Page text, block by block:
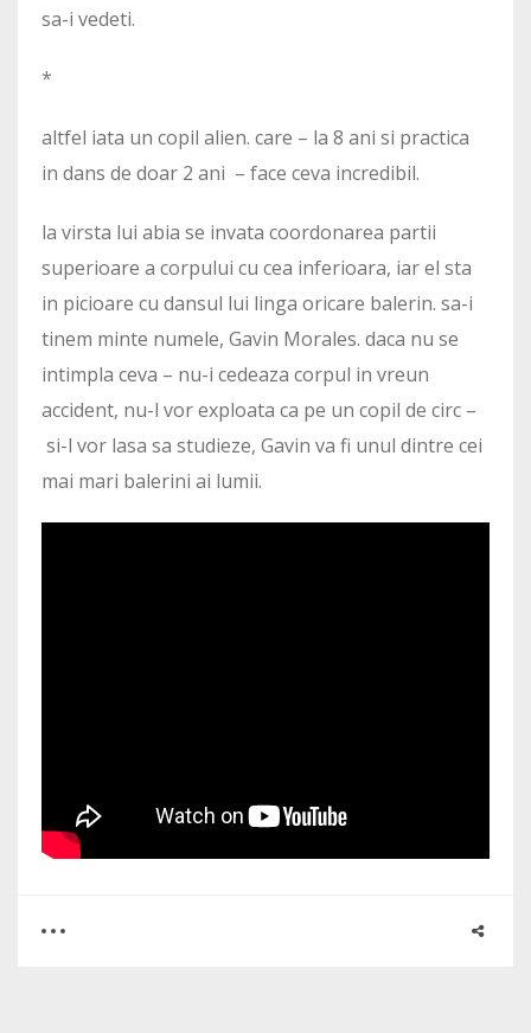
sa-i vedeti.
*
altfel iata un copil alien. care – la 8 ani si practica
in dans de doar 2 ani – face ceva incredibil.
la virsta lui abia se invata coordonarea partii
superioare a corpului cu cea inferioara, iar el sta
in picioare cu dansul lui linga oricare balerin. sa-i
tinem minte numele, Gavin Morales. daca nu se
intimpla ceva – nu-i cedeaza corpul in vreun
accident, nu-l vor exploata ca pe un copil de circ –
si-l vor lasa sa studieze, Gavin va fi unul dintre cei
mai mari balerini ai lumii.